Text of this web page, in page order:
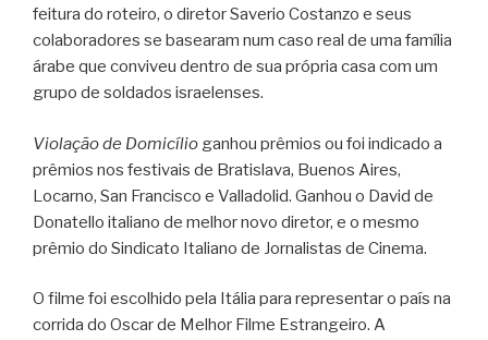
feitura do roteiro, o diretor Saverio Costanzo e seus
colaboradores se basearam num caso real de uma família
árabe que conviveu dentro de sua própria casa com um
grupo de soldados israelenses.
Violação de Domicílio ganhou prêmios ou foi indicado a
prêmios nos festivais de Bratislava, Buenos Aires,
Locarno, San Francisco e Valladolid. Ganhou o David de
Donatello italiano de melhor novo diretor, e o mesmo
prêmio do Sindicato Italiano de Jornalistas de Cinema.
O filme foi escolhido pela Itália para representar o país na
corrida do Oscar de Melhor Filme Estrangeiro. A